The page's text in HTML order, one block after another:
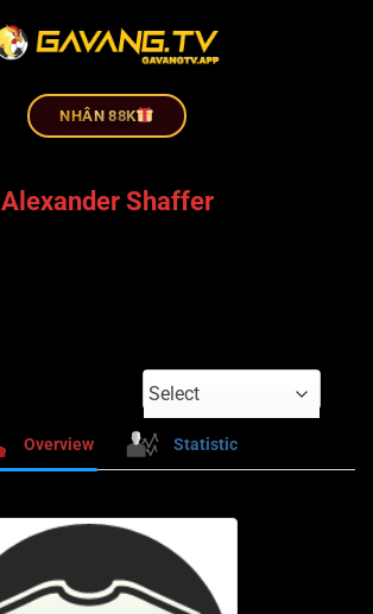
NHÂN 88K
Alexander Shaffer
Select
Overview Statistic